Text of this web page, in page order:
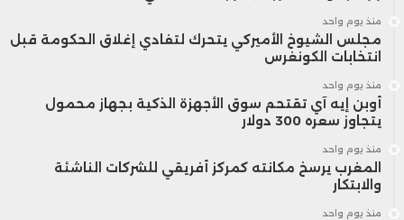
منذ يوم واحد
مجلس الشيوخ الأميركي يتحرك لتفادي إغلاق الحكومة قبل
انتخابات الكونغرس
منذ يوم واحد
أوبن إيه آي تقتحم سوق الأجهزة الذكية بجهاز محمول
يتجاوز سعره 300 دولار
منذ يوم واحد
المغرب يرسخ مكانته كمركز أفريقي للشركات الناشئة
والابتكار
منذ يوم واحد